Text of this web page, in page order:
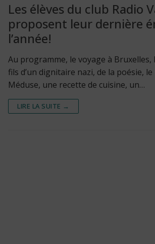
Les élèves du club Radio
proposent leur dernière
l’année!
Au programme, le voyage à
fils d’un dignitaire nazi, de la poésie,
Méduse, une recette de cuisine, un…
LIRE LA SUITE →